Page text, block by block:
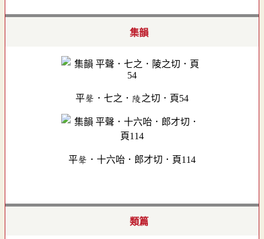
集韻
平聲．七之．陵之切．頁54
平聲．十六咍．郎才切．頁114
類篇